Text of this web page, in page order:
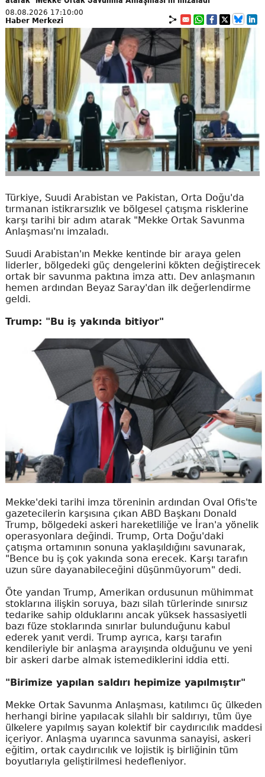
08.08.2026 17:10:00
Haber Merkezi
Türkiye, Suudi Arabistan ve Pakistan, Orta Doğu'da
tırmanan istikrarsızlık ve bölgesel çatışma risklerine
karşı tarihi bir adım atarak "Mekke Ortak Savunma
Anlaşması'nı imzaladı.
Suudi Arabistan'ın Mekke kentinde bir araya gelen
liderler, bölgedeki güç dengelerini kökten değiştirecek
ortak bir savunma paktına imza attı. Dev anlaşmanın
hemen ardından Beyaz Saray'dan ilk değerlendirme
geldi.
Trump: "Bu iş yakında bitiyor"
Mekke'deki tarihi imza töreninin ardından Oval Ofis'te
gazetecilerin karşısına çıkan ABD Başkanı Donald
Trump, bölgedeki askeri hareketliliğe ve İran'a yönelik
operasyonlara değindi. Trump, Orta Doğu'daki
çatışma ortamının sonuna yaklaşıldığını savunarak,
"Bence bu iş çok yakında sona erecek. Karşı tarafın
uzun süre dayanabileceğini düşünmüyorum" dedi.
Öte yandan Trump, Amerikan ordusunun mühimmat
stoklarına ilişkin soruya, bazı silah türlerinde sınırsız
tedarike sahip olduklarını ancak yüksek hassasiyetli
bazı füze stoklarında sınırlar bulunduğunu kabul
ederek yanıt verdi. Trump ayrıca, karşı tarafın
kendileriyle bir anlaşma arayışında olduğunu ve yeni
bir askeri darbe almak istemediklerini iddia etti.
"Birimize yapılan saldırı hepimize yapılmıştır"
Mekke Ortak Savunma Anlaşması, katılımcı üç ülkeden
herhangi birine yapılacak silahlı bir saldırıyı, tüm üye
ülkelere yapılmış sayan kolektif bir caydırıcılık maddesi
içeriyor. Anlaşma uyarınca savunma sanayisi, askeri
eğitim, ortak caydırıcılık ve lojistik iş birliğinin tüm
boyutlarıyla geliştirilmesi hedefleniyor.